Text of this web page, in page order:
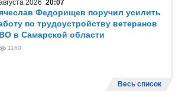
2026 20:07
Федорищев поручил усилить
по трудоустройству ветеранов
в Самарской области
1160
Весь список